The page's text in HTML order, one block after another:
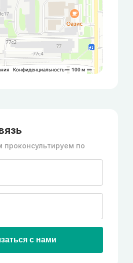
проконсультируем по
с нами